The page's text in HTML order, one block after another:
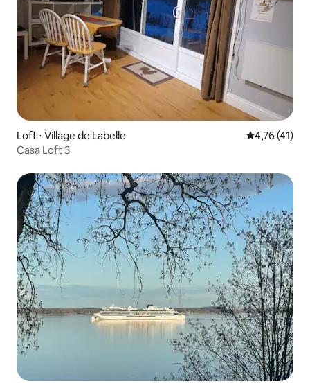
Loft ⋅ Village de Labelle Évaluation
4,76 (41)
Casa Loft 3